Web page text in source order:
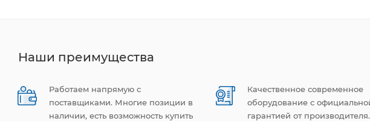
Наши преимущества
Работаем напрямую с
поставщиками. Многие позиции в
наличии, есть возможность купить
Качественное современное
оборудование с
гарантией от производителя.